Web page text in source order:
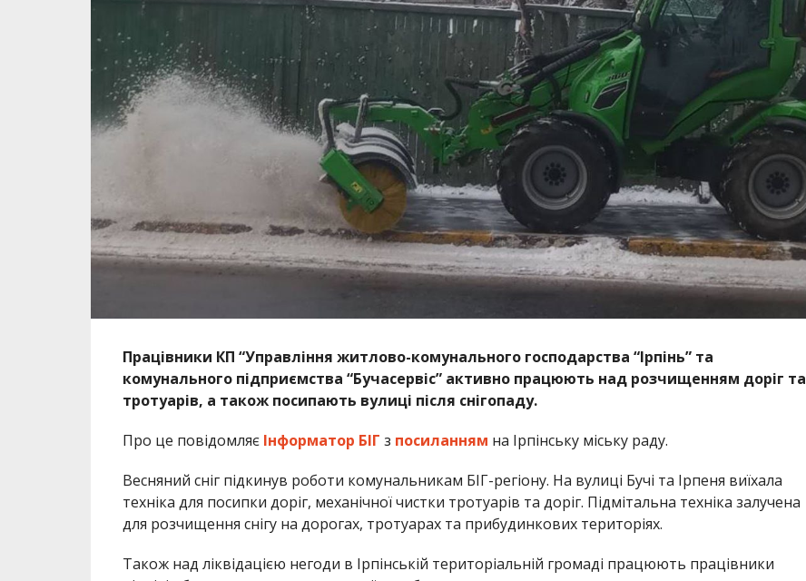
Працівники КП “Управління житлово-комунального господарства “Ірпінь” та
комунального підприємства “Бучасервіс” активно працюють над розчищенням доріг та
тротуарів, а також посипають вулиці після снігопаду.
Про це повідомляє Інформатор БІГ з посиланням на Ірпінську міську раду.
Весняний сніг підкинув роботи комунальникам БІГ-регіону. На вулиці Бучі та Ірпеня виїхала
техніка для посипки доріг, механічної чистки тротуарів та доріг. Підмітальна техніка залучена
для розчищення снігу на дорогах, тротуарах та прибудинкових територіях.
Також над ліквідацією негоди в Ірпінській територіальній громаді працюють працівники